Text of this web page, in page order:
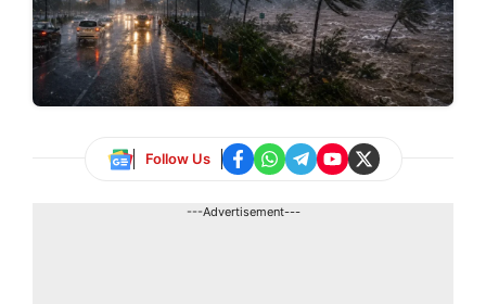
Follow Us
---Advertisement---